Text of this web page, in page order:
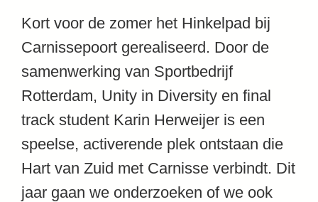
Kort voor de zomer het Hinkelpad bij
Carnissepoort gerealiseerd. Door de
samenwerking van Sportbedrijf
Rotterdam, Unity in Diversity en final
track student Karin Herweijer is een
speelse, activerende plek ontstaan die
Hart van Zuid met Carnisse verbindt. Dit
jaar gaan we onderzoeken of we ook